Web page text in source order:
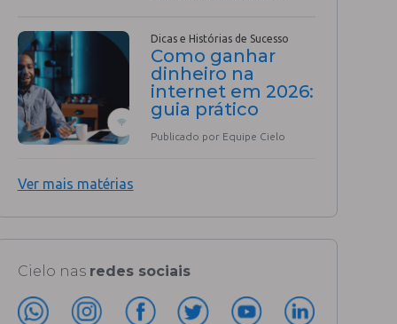
Dicas e Histórias de Sucesso
Como ganhar
dinheiro na
internet em 2026:
guia prático
Publicado por Equipe Cielo
Ver mais matérias
Cielo nas redes sociais